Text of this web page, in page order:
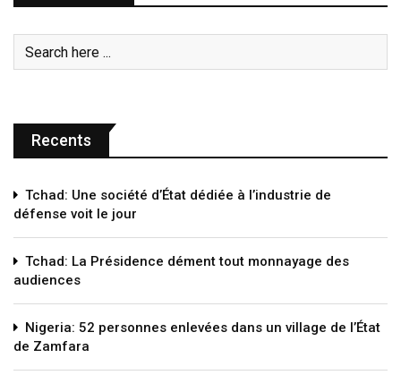
Recents
Tchad: Une société d’État dédiée à l’industrie de
défense voit le jour
Tchad: La Présidence dément tout monnayage des
audiences
Nigeria: 52 personnes enlevées dans un village de l’État
de Zamfara